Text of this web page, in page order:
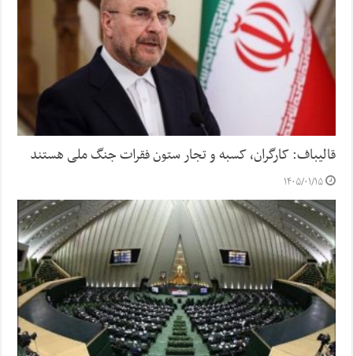
قالیباف: کارگران، کسبه و تجار ستون فقرات جنگ ملی هستند
۱۴۰۵/۰۱/۱۵